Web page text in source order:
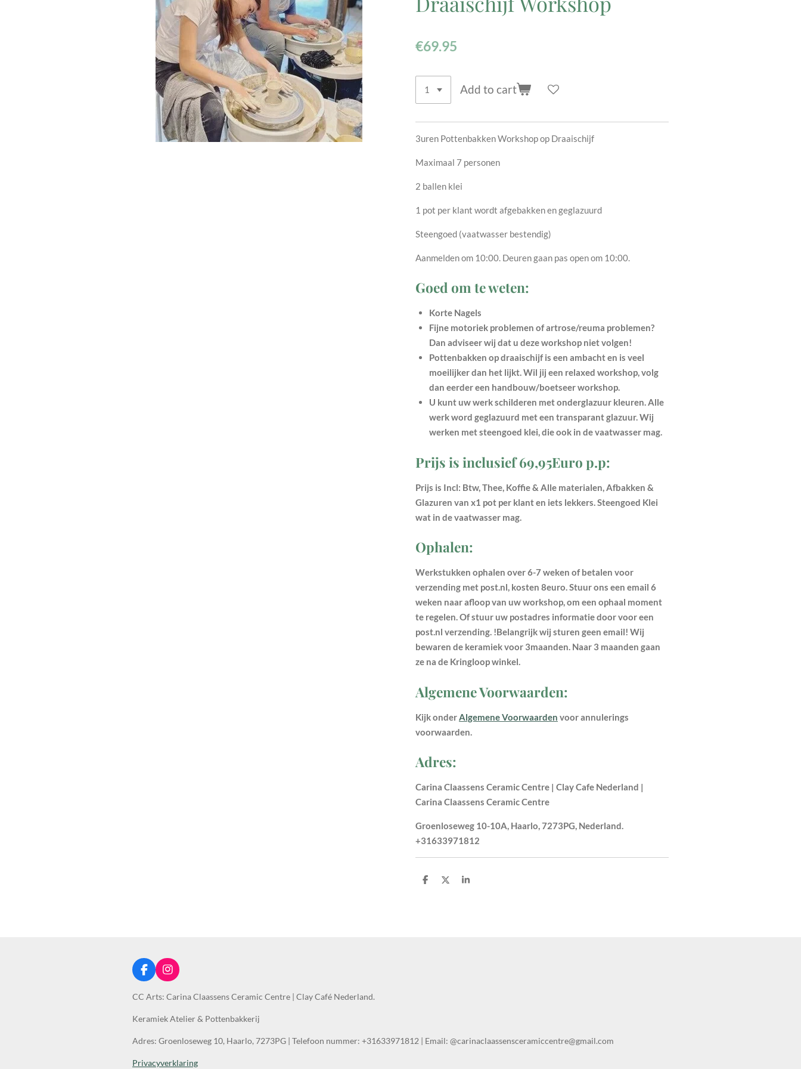
€69.95
Add to cart
3uren Pottenbakken Workshop op Draaischijf
Maximaal 7 personen
2 ballen klei
1 pot per klant wordt afgebakken en geglazuurd
Steengoed (vaatwasser bestendig)
Aanmelden om 10:00. Deuren gaan pas open om 10:00.
Goed om te weten:
Korte Nagels
Fijne motoriek problemen of artrose/reuma problemen?
Dan adviseer wij dat u deze workshop niet volgen!
Pottenbakken op draaischijf is een ambacht en is veel
moeilijker dan het lijkt. Wil jij een relaxed workshop, volg
dan eerder een handbouw/boetseer workshop.
U kunt uw werk schilderen met onderglazuur kleuren. Alle
werk word geglazuurd met een transparant glazuur. Wij
werken met steengoed klei, die ook in de vaatwasser mag.
Prijs is inclusief 69,95Euro p.p:
Prijs is Incl: Btw, Thee, Koffie & Alle materialen, Afbakken &
Glazuren van x1 pot per klant en iets lekkers.Steengoed Klei
wat in de vaatwasser mag.
Ophalen:
Werkstukken ophalen over 6-7 weken of betalen voor
verzending met post.nl, kosten 8euro. Stuur ons een email 6
weken naar afloop van uw workshop, om een ophaal moment
te regelen. Of stuur uw postadres informatie door voor een
post.nl verzending. !Belangrijk wij sturen geen email! Wij
bewaren de keramiek voor 3maanden. Naar 3 maanden gaan
ze na de Kringloop winkel.
Algemene Voorwaarden:
Kijk onderAlgemene Voorwaarden voor annulerings
voorwaarden.
Adres:
Carina Claassens Ceramic Centre | Clay Cafe Nederland |
Carina Claassens Ceramic Centre
Groenloseweg 10-10A, Haarlo, 7273PG, Nederland.
+31633971812
S
S
S
F
a
c
b
o
I
n
s
a
r
m
CC Arts: Carina Claassens Ceramic Centre | Clay Café Nederland.
Keramiek Atelier & Pottenbakkerij
Adres: Groenloseweg 10, Haarlo, 7273PG | Telefoon nummer: +31633971812 | Email: @carinaclaassensceramiccentre@gmail.com
Privacyverklaring